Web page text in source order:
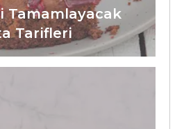
Tamamlayacak
Tarifleri